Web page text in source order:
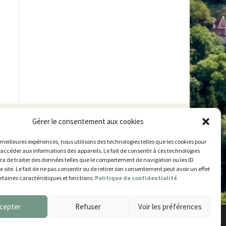
Gérer le consentement aux cookies
expériences, nous utilisons des technologies telles que les cookies pour
aux informations des appareils. Le fait de consentir à ces technologies
de traiter des données telles que le comportement de navigation ou les ID
site. Le fait de ne pas consentir ou de retirer son consentement peut avoir un effet
caractéristiques et fonctions. Politique de confidentialité
Refuser Voir les préférences
municipal
–
77700 Chessy
63
et jeudi
à 17h
Plan du site
Mentions légales
Accessibilité
Gestion des cookies
Accepter